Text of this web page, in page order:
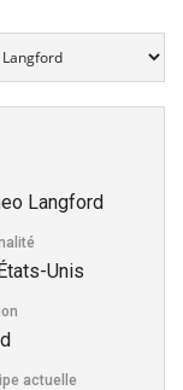
Langford
Unis
actuelle